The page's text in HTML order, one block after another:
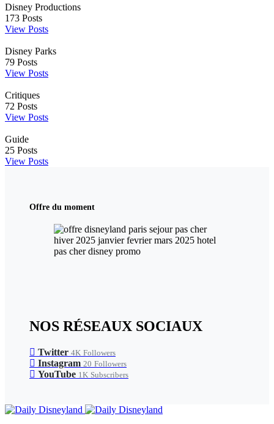
Disney Productions
173 Posts
View Posts
Disney Parks
79 Posts
View Posts
Critiques
72 Posts
View Posts
Guide
25 Posts
View Posts
Offre du moment
NOS RÉSEAUX SOCIAUX
Twitter 4K Followers
Instagram 20 Followers
YouTube 1K Subscribers